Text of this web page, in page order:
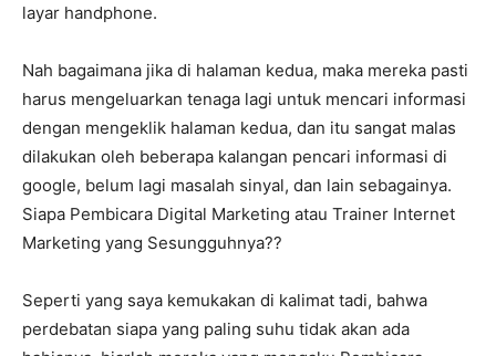
layar handphone.
Nah bagaimana jika di halaman kedua, maka mereka pasti
harus mengeluarkan tenaga lagi untuk mencari informasi
dengan mengeklik halaman kedua, dan itu sangat malas
dilakukan oleh beberapa kalangan pencari informasi di
google, belum lagi masalah sinyal, dan lain sebagainya.
Siapa Pembicara Digital Marketing atau Trainer Internet
Marketing yang Sesungguhnya??
Seperti yang saya kemukakan di kalimat tadi, bahwa
perdebatan siapa yang paling suhu tidak akan ada